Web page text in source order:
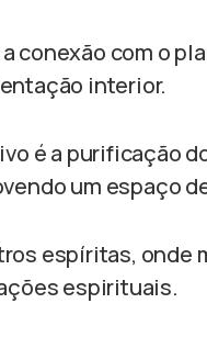
conexão com o
interior.
é a purificação
um espaço
espíritas, onde
espirituais.